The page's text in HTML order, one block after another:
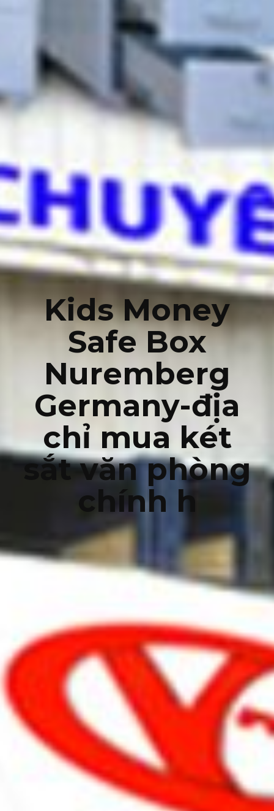
Kids Money
Safe Box
Nuremberg
Germany-địa
chỉ mua két
sắt văn phòng
chính h